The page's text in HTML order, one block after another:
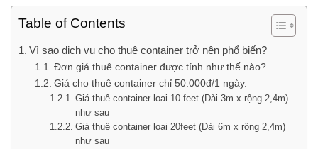
Table of Contents
Vì sao dịch vụ cho thuê container trở nên phổ biến?
Đơn giá thuê container được tính như thế nào?
Giá cho thuê container chỉ 50.000đ/1 ngày.
Giá thuê container loai 10 feet (Dài 3m x rộng 2,4m)
như sau
Giá thuê container loại 20feet (Dài 6m x rộng 2,4m)
như sau